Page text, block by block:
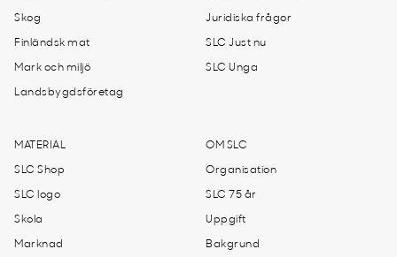
Skog
Finländsk mat
Mark och miljö
Landsbygdsföretag
Juridiska frågor
SLC Just nu
SLC Unga
MATERIAL
SLC Shop
SLC logo
Skola
Marknad
OM SLC
Organisation
SLC 75 år
Uppgift
Bakgrund